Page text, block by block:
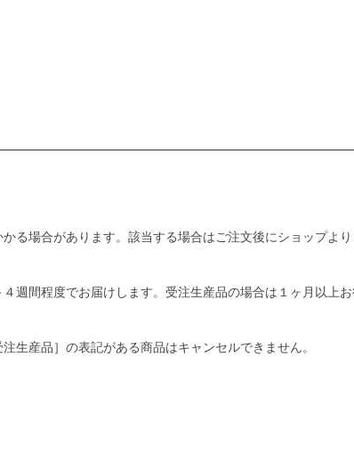
る場合があります。該当する場合はご注文後にショップより
週間程度でお届けします。受注生産品の場合は１ヶ月以上お
生産品］の表記がある商品はキャンセルできません。